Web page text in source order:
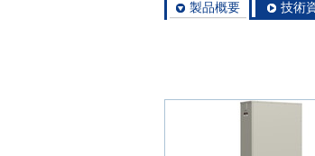
製品概要 技術